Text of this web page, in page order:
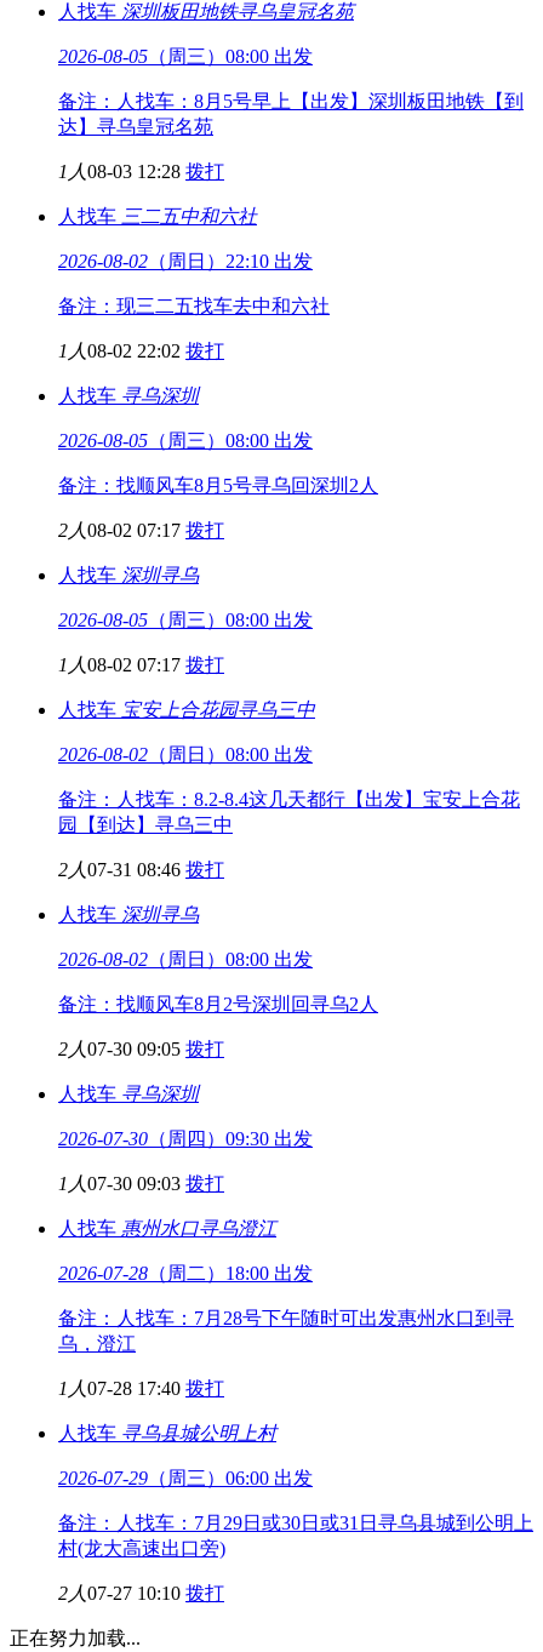
人找车 深圳板田地铁寻乌皇冠名苑
2026-08-05 （周三）08:00 出发
备注：人找车：8月5号早上【出发】深圳板田地铁【到
达】寻乌皇冠名苑
1人08-03 12:28 拨打
人找车 三二五中和六社
2026-08-02 （周日）22:10 出发
备注：现三二五找车去中和六社
1人08-02 22:02 拨打
人找车 寻乌深圳
2026-08-05 （周三）08:00 出发
备注：找顺风车8月5号寻乌回深圳2人
2人08-02 07:17 拨打
人找车 深圳寻乌
2026-08-05 （周三）08:00 出发
1人08-02 07:17 拨打
人找车 宝安上合花园寻乌三中
2026-08-02 （周日）08:00 出发
备注：人找车：8.2-8.4这几天都行【出发】宝安上合花
园【到达】寻乌三中
2人07-31 08:46 拨打
人找车 深圳寻乌
2026-08-02 （周日）08:00 出发
备注：找顺风车8月2号深圳回寻乌2人
2人07-30 09:05 拨打
人找车 寻乌深圳
2026-07-30 （周四）09:30 出发
1人07-30 09:03 拨打
人找车 惠州水口寻乌澄江
2026-07-28 （周二）18:00 出发
备注：人找车：7月28号下午随时可出发惠州水口到寻
乌，澄江
1人07-28 17:40 拨打
人找车 寻乌县城公明上村
2026-07-29 （周三）06:00 出发
备注：人找车：7月29日或30日或31日寻乌县城到公明上
村(龙大高速出口旁)
2人07-27 10:10 拨打
正在努力加载...